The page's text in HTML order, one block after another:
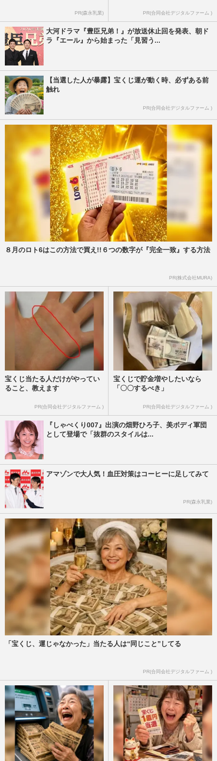
PR(森永乳業) PR(合同会社デジタルファーム )
大河ドラマ『豊臣兄弟！』が放送休止回を発表、朝ド
ラ『エール』から始まった「見習う...
【当選した人が暴露】宝くじ運が動く時、必ずある前
触れ
PR(合同会社デジタルファーム )
８月のロト6はこの方法で買え!!６つの数字が『完全一致』する方法
PR(株式会社MURA)
宝くじ当たる人だけがやってい
ること、教えます
PR(合同会社デジタルファーム )
宝くじで貯金増やしたいなら
「〇〇するべき」
PR(合同会社デジタルファーム )
『しゃべくり007』出演の畑野ひろ子、美ボディ軍団
として登場で「抜群のスタイルは...
アマゾンで大人気！血圧対策はコーヒーに足してみて
PR(森永乳業)
「宝くじ、運じゃなかった」当たる人は“同じこと”してる
PR(合同会社デジタルファーム )